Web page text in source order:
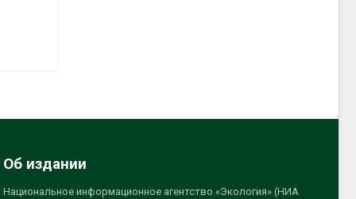
Об издании
Национальное информационное агентство «Экология» (НИА